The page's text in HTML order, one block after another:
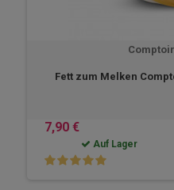
Fett zum Melken
7,90 €
Auf Lager